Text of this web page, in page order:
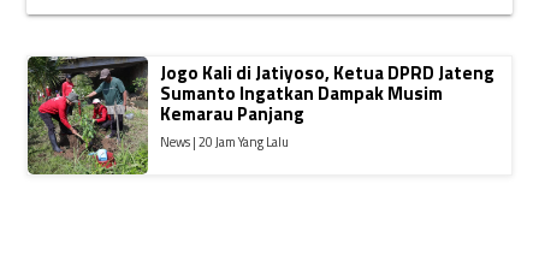
Jogo Kali di Jatiyoso, Ketua DPRD Jateng
Sumanto Ingatkan Dampak Musim
Kemarau Panjang
News | 20 Jam Yang Lalu